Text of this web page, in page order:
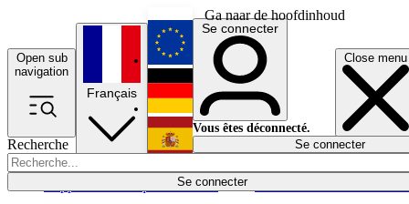
Ga naar de hoofdinhoud
Open sub
navigation
Close menu
Recherche
Se connecter
Économie
Français
English
Deutsch
Español
Se connecter
Vous êtes déconnecté.
Se connecter